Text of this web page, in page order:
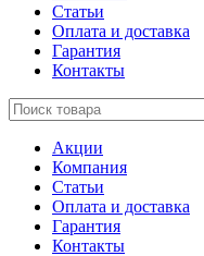
Статьи
Оплата и доставка
Гарантия
Контакты
Акции
Компания
Статьи
Оплата и доставка
Гарантия
Контакты